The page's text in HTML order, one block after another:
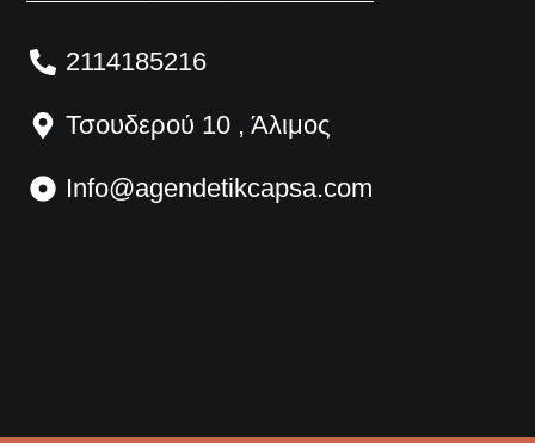
2114185216
Τσουδερού 10 , Άλιμος
Info@agendetikcapsa.com